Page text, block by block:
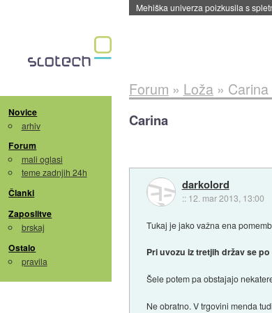
Mehiška univerza poizkusila s
Novice
arhiv
Forum
mali oglasi
teme zadnjih 24h
Članki
Zaposlitve
brskaj
Ostalo
pravila
Forum » Loža» Carina
Carina
darkolord
:: 12. mar 2013, 13:00
Tukaj je jako važna ena
Pri uvozu iz tretjih držav se
Šele potem pa obstajajo
Ne obratno. V trgovini menda